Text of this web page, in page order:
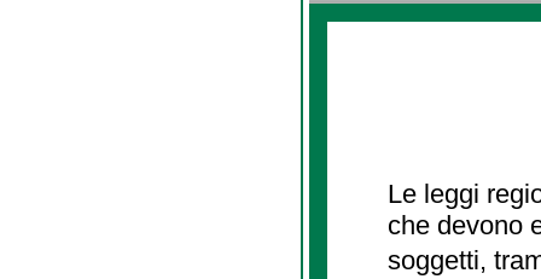
Le leggi
che devono
soggetti,